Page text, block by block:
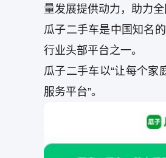
量发展提供动力，助力
瓜子二手车是中国知名的
行业头部平台之一。
瓜子二手车以“让每个家
服务平台”。